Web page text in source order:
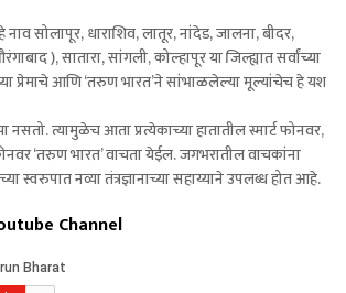
सोलापूर, धाराशिव, लातूर, नांदेड, जालना, बीदर,
), सातारा, सांगली, कोल्हापूर या जिल्ह्यात सर्वांच्या
प्रेमाचे आणि ‘तरुण भारत’ने सांभाळलेल्या मूल्यांचेच हे यश
नसतो. त्यामुळेच आता प्रत्येकाच्या हातातील स्मार्ट फोनवर,
‘तरुण भारत’ वाचता येईल. जगभरातील वाचकांना
स्वरुपात नव्या तंत्रज्ञानाच्या सहाय्याने उपलब्ध होत आहे.
Channel